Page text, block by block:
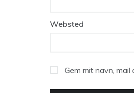
Websted
Gem mit navn,